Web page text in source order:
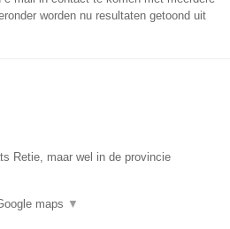
worden nu resultaten getoond uit
Retie, maar wel in de provincie
maps ▼